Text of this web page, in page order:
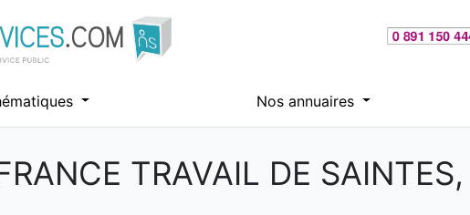
Nos annuaires
TRAVAIL DE